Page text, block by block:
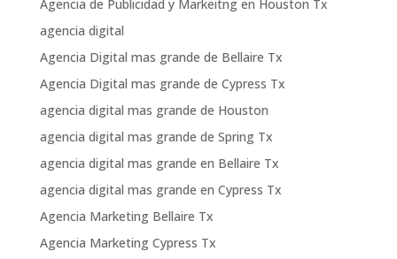
Agencia de Publicidad y Markeitng en Houston Tx
agencia digital
Agencia Digital mas grande de Bellaire Tx
Agencia Digital mas grande de Cypress Tx
agencia digital mas grande de Houston
agencia digital mas grande de Spring Tx
agencia digital mas grande en Bellaire Tx
agencia digital mas grande en Cypress Tx
Agencia Marketing Bellaire Tx
Agencia Marketing Cypress Tx